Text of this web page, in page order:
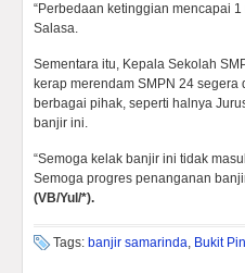
“Perbedaan ketinggian mencapai
Salasa.
Sementara itu, Kepala Sekolah
kerap merendam SMPN 24
berbagai pihak, seperti halnya
banjir ini.
“Semoga kelak banjir ini tidak
Semoga progres penanganan
(VB/Yul/*).
Tags: banjir samarinda, Bukit